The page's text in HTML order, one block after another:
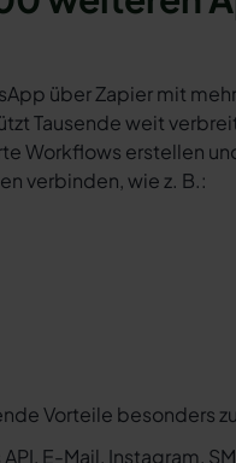
über Zapier mit
Tausende weit
Workflows erstellen
verbinden, wie z. B.:
Vorteile besonders
E-Mail, Instagram,